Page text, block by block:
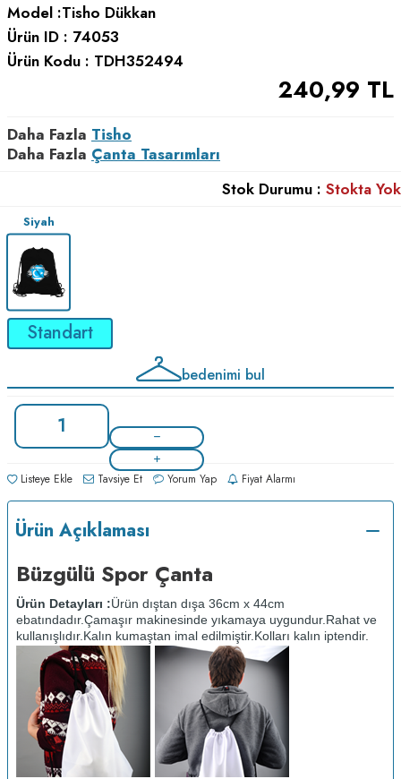
Model :Tisho Dükkan
Ürün ID : 74053
Ürün Kodu : TDH352494
240,99 TL
Daha Fazla Tisho
Daha Fazla Çanta Tasarımları
Stok Durumu : Stokta Yok
Siyah
Standart
bedenimi bul
Listeye Ekle Tavsiye Et Yorum Yap Fiyat Alarmı
Ürün Açıklaması
Büzgülü Spor Çanta
Ürün Detayları :Ürün dıştan dışa 36cm x 44cm
ebatındadır.Çamaşır makinesinde yıkamaya uygundur. Rahat ve
kullanışlıdır. Kalın kumaştan imal edilmiştir. Kolları kalın iptendir.